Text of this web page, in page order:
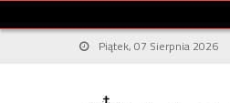
Piątek, 07 Sierpnia 2026